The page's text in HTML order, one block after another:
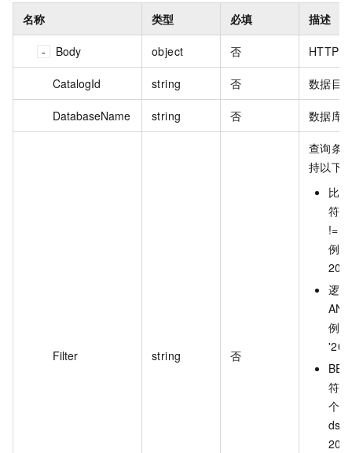
名称 类型 必填 描述
Body object 否 HTTP
CatalogId string 否 数据目
DatabaseName string 否 数据库
Filter string 否
查询条
持以下
比
符
!=,
例
逻
例
符
个
ds